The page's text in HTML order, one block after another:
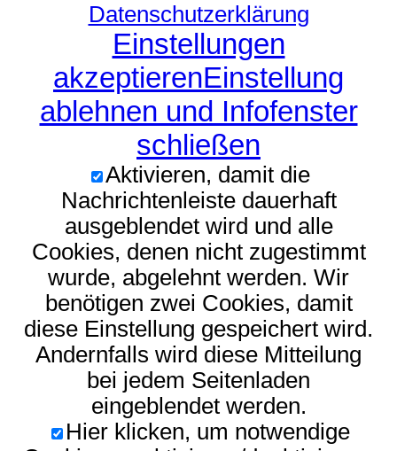
Datenschutzerklärung
Einstellungen
akzeptierenEinstellung
ablehnen und Infofenster
schließen
Aktivieren, damit die
Nachrichtenleiste dauerhaft
ausgeblendet wird und alle
Cookies, denen nicht zugestimmt
wurde, abgelehnt werden. Wir
benötigen zwei Cookies, damit
diese Einstellung gespeichert wird.
Andernfalls wird diese Mitteilung
bei jedem Seitenladen
eingeblendet werden.
Hier klicken, um notwendige